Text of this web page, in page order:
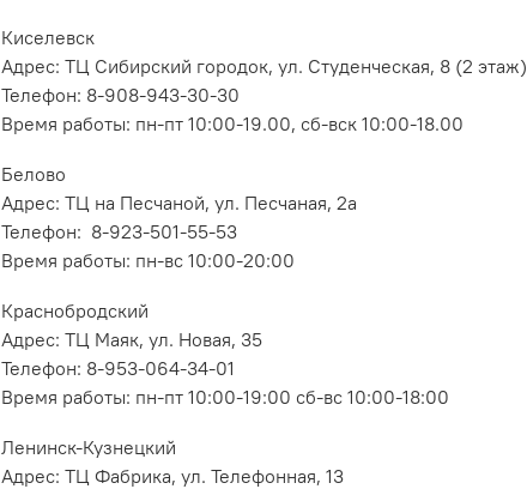
Киселевск
Адрес: ТЦ Сибирский городок, ул. Студенческая, 8 (2 этаж)
Телефон: 8-908-943-30-30
Время работы: пн-пт 10:00-19.00, сб-вск 10:00-18.00
Белово
Адрес: ТЦ на Песчаной, ул. Песчаная, 2а
Телефон: 8-923-501-55-53
Время работы: пн-вс 10:00-20:00
Краснобродский
Адрес: ТЦ Маяк, ул. Новая, 35
Телефон: 8-953-064-34-01
Время работы: пн-пт 10:00-19:00 сб-вс 10:00-18:00
Ленинск-Кузнецкий
Адрес: ТЦ Фабрика, ул. Телефонная, 13